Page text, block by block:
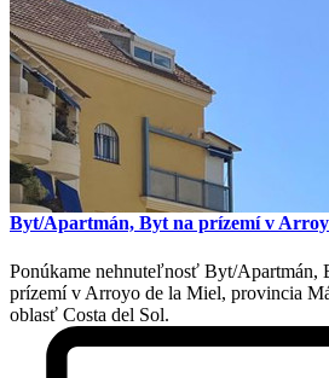
Byt/Apartmán, Byt na prízemí v
Ponúkame nehnuteľnosť Byt/Apartmán,
prízemí v Arroyo de la Miel, provincia
oblasť Costa del Sol.